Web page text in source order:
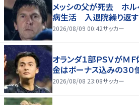
メッシの父が死去 ホル
病生活 入退院繰り返す
2026/08/09 00:42サッカー
オランダ１部ＰＳＶが
金はボーナス込みの３０
2026/08/08 23:08サッカー